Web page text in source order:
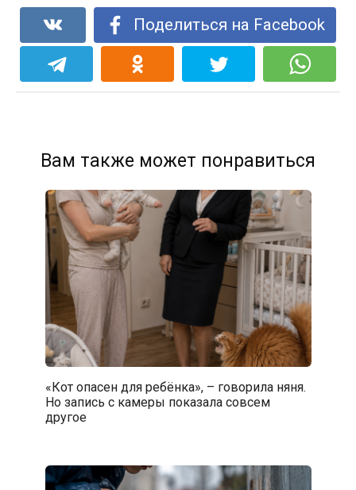
Поделиться на Facebook
Вам также может понравиться
«Кот опасен для ребёнка», – говорила няня.
Но запись с камеры показала совсем
другое